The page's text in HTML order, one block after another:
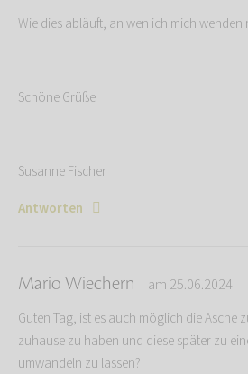
Wie dies abläuft, an wen ich mich wenden
Schöne Grüße
Susanne Fischer
Antworten
Mario Wiechern am 25.06.2024
Guten Tag, ist es auch möglich die Asche
zuhause zu haben und diese später zu
umwandeln zu lassen?